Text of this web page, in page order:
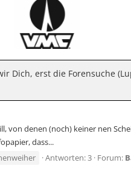
Dich, erst die Forensuche
von denen (noch) keiner nen
dass...
Antworten: 3 Forum: